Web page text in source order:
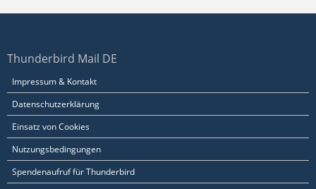
Thunderbird Mail DE
Impressum & Kontakt
Datenschutzerklärung
Einsatz von Cookies
Nutzungsbedingungen
Spendenaufruf für Thunderbird